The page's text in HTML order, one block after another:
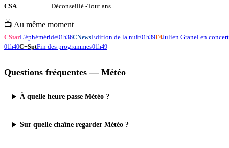
CSA
Déconseillé -Tout ans
📺 Au même moment
CStarL'éphéméride01h36CNewsEdition de la nuit01h39F4Julien Granel en
01h40C+SptFin des programmes01h49
Questions fréquentes — Météo
À quelle heure passe Météo ?
Sur quelle chaîne regarder Météo ?